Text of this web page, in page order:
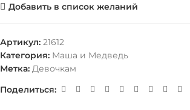
Добавить в список желаний
Артикул: 21612
Категория: Маша и Медведь
Метка: Девочкам
Поделиться: